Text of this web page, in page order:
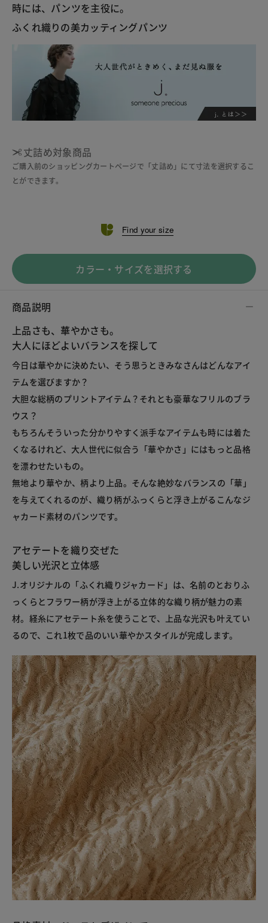
時には、パンツを主役に。
ふくれ織りの美カッティングパンツ
丈詰め対象商品
ご購入前のショッピングカートページで「丈詰め」にて寸法を選択するこ
とができます。
Find your size
カラー・サイズを選択する
商品説明
上品さも、華やかさも。
大人にほどよいバランスを探して
今日は華やかに決めたい、そう思うときみなさんはどんなアイ
テムを選びますか？
大胆な総柄のプリントアイテム？それとも豪華なフリルのブラ
ウス？
もちろんそういった分かりやすく派手なアイテムも時には着た
くなるけれど、大人世代に似合う「華やかさ」にはもっと品格
を漂わせたいもの。
無地より華やか、柄より上品。そんな絶妙なバランスの「華」
を与えてくれるのが、織り柄がふっくらと浮き上がるこんなジ
ャカード素材のパンツです。
アセテートを織り交ぜた
美しい光沢と立体感
J.オリジナルの「ふくれ織りジャカード」は、名前のとおりふ
っくらとフラワー柄が浮き上がる立体的な織り柄が魅力の素
材。経糸にアセテート糸を使うことで、上品な光沢も叶えてい
るので、これ1枚で品のいい華やかスタイルが完成します。
LINE X メール